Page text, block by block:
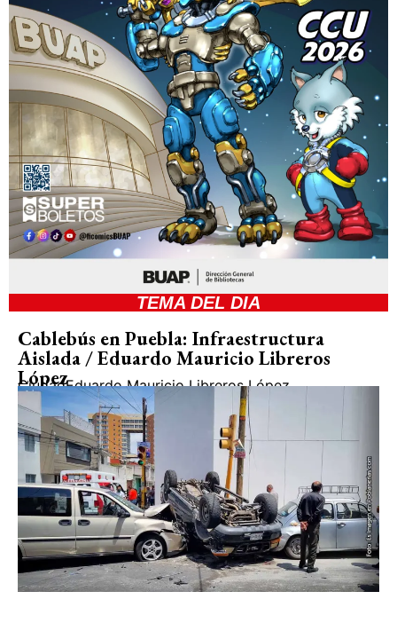
TEMA DEL DIA
Cablebús en Puebla: Infraestructura
Aislada / Eduardo Mauricio Libreros
López
CiudadEduardo Mauricio Libreros López